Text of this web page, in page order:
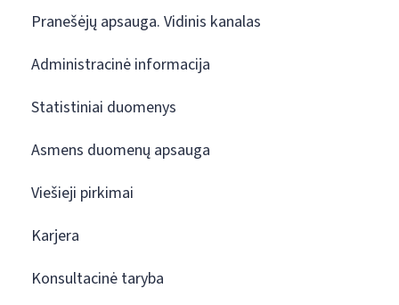
Pranešėjų apsauga. Vidinis kanalas
Administracinė informacija
Statistiniai duomenys
Asmens duomenų apsauga
Viešieji pirkimai
Karjera
Konsultacinė taryba